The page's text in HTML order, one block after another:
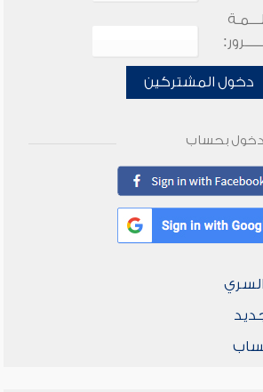
دخول المشتركين
بحساب